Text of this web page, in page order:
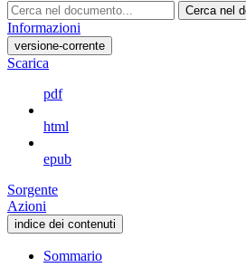
Cerca nel
Informazioni
versione-corrente
Scarica
pdf
html
epub
Sorgente
Azioni
indice dei contenuti
Sommario